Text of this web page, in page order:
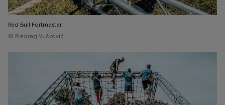
Red Bull Fortmaster
© Predrag Vučković